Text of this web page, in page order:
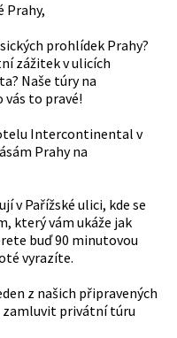
Prahy,
prohlídek Prahy?
zážitek v ulicích
Naše túry na
to pravé!
Intercontinental v
Prahy na
v Pařížské ulici, kde se
který vám ukáže jak
buď 90 minutovou
vyrazíte.
z našich připravených
zamluvit privátní túru